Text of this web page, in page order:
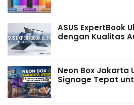
ASUS ExpertBook
dengan Kualitas
Neon Box Jakarta
Signage Tepat